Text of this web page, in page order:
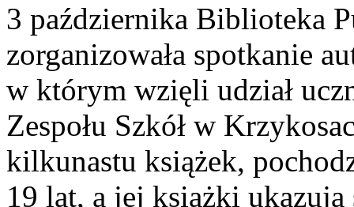
3 października Biblioteka
zorganizowała spotkanie
w którym wzięli udział
Zespołu Szkół w
kilkunastu książek,
19 lat, a jej książki ukazują